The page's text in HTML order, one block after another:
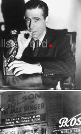
Plakate
Granger Collection
Humphrey Bogart
Granger Collection